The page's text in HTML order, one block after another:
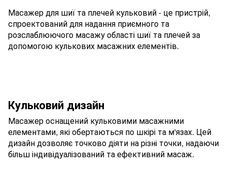
Масажер для шиї та плечей кульковий - це пристрій,
спроектований для надання приємного та
розслаблюючого масажу області шиї та плечей за
допомогою кулькових масажних елементів.
Кульковий дизайн
Масажер оснащений кульковими масажними
елементами, які обертаються по шкірі та м'язах. Цей
дизайн дозволяє точково діяти на різні точки, надаючи
більш індивідуалізований та ефективний масаж.